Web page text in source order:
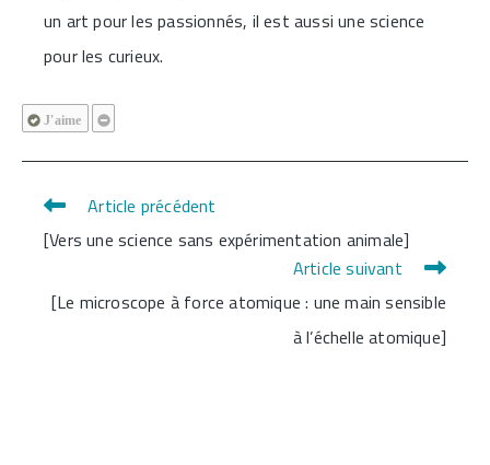
un art pour les passionnés, il est aussi une science
pour les curieux.
J'aime
Read
more
Article précédent
[Vers une science sans expérimentation animale]
Article suivant
[Le microscope à force atomique : une main sensible
à l’échelle atomique]